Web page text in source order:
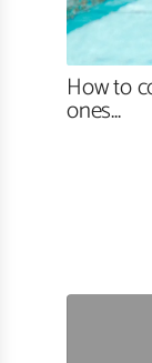
How to
ones...